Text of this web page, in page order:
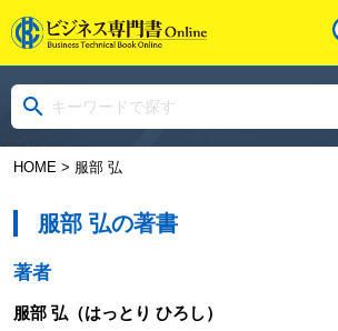
HOME> 服部 弘
服部 弘の著書
著者
服部 弘（はっとり ひろし）